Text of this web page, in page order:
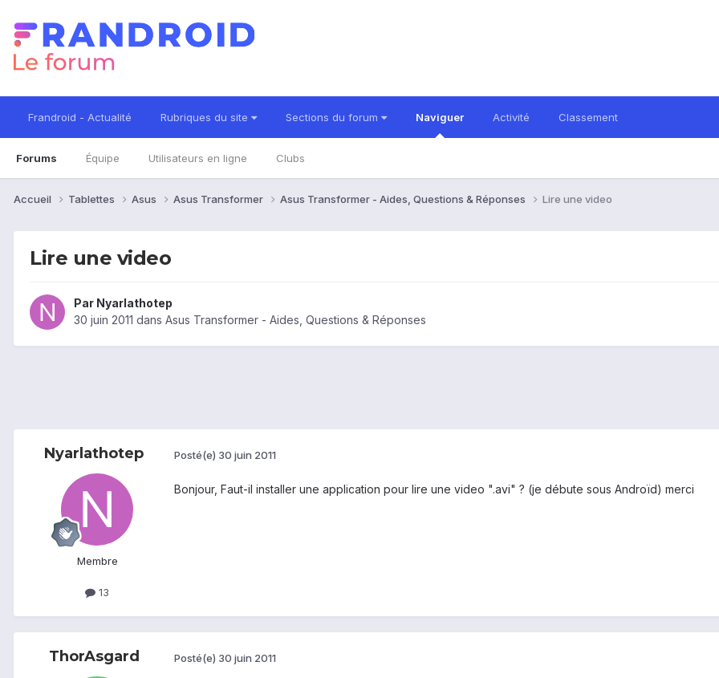
Frandroid - Actualité Rubriques du site Sections du forum Naviguer
Forums Équipe Utilisateurs en ligne Clubs
Activité Classement
Accueil Tablettes Asus Asus Transformer Asus Transformer - Aides, Questions & Réponses Lire une video
Lire une video
Par Nyarlathotep
30 juin 2011 dans Asus Transformer - Aides, Questions & Réponses
Nyarlathotep
Membre
13
Posté(e) 30 juin 2011
Bonjour, Faut-il installer une application pour lire une video ".avi" ? (je débute sous Androïd) merci
ThorAsgard Posté(e) 30 juin 2011